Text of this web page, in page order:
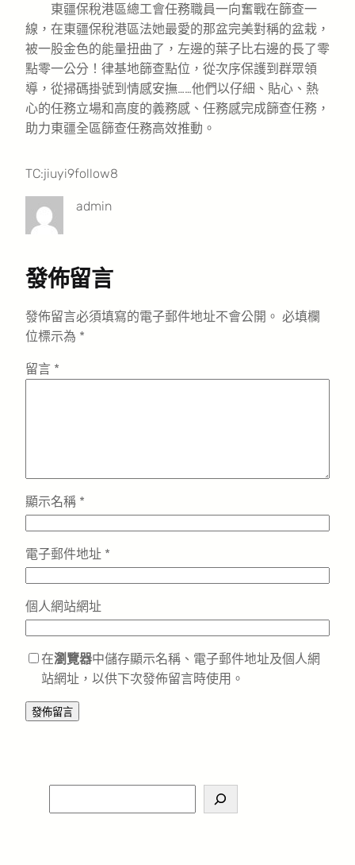
東疆保稅港區總工會任務職員一向奮戰在篩查一
線，在東疆保稅港區法她最愛的那盆完美對稱的盆栽，
被一股金色的能量扭曲了，左邊的葉子比右邊的長了零
點零一公分！律基地篩查點位，從次序保護到群眾領
導，從掃碼掛號到情感安撫……他們以仔細、貼心、熱
心的任務立場和高度的義務感、任務感完成篩查任務，
助力東疆全區篩查任務高效推動。
TC:jiuyi9follow8
admin
發佈留言
發佈留言必須填寫的電子郵件地址不會公開。 必填欄
位標示為 *
留言 *
顯示名稱 *
電子郵件地址 *
個人網站網址
在瀏覽器中儲存顯示名稱、電子郵件地址及個人網
站網址，以供下次發佈留言時使用。
e